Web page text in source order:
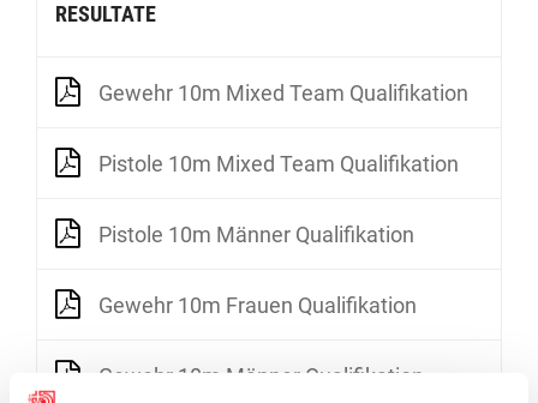
RESULTATE
Gewehr 10m Mixed Team Qualifikation
Pistole 10m Mixed Team Qualifikation
Pistole 10m Männer Qualifikation
Gewehr 10m Frauen Qualifikation
Gewehr 10m Männer Qualifikation